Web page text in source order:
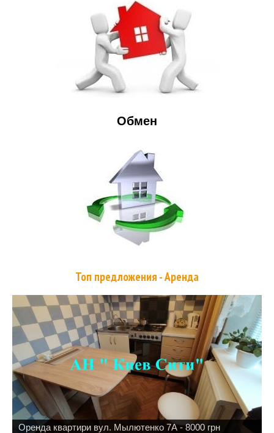
Обмен
Топ предложения - Аренда
Оренда квартири вул. Мылютенко 7А - 8000 грн